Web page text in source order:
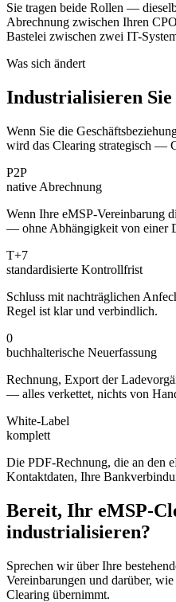
Sie tragen beide Rollen —
Abrechnung zwischen Ihren
Bastelei zwischen zwei IT-
Was sich ändert
Industrialisieren
Wenn Sie die
wird das Clearing strategisch —
P2P
native Abrechnung
Wenn Ihre eMSP-Vereinbarung
— ohne Abhängigkeit von einer
T+7
standardisierte Kontrollfrist
Schluss mit nachträglichen
Regel ist klar und verbindlich.
0
buchhalterische Neuerfassung
Rechnung, Export der
— alles verkettet, nichts von
White-Label
komplett
Die PDF-Rechnung, die an den
Kontaktdaten, Ihre
Bereit, Ihr eMSP-
industrialisieren?
Sprechen wir über Ihre
Vereinbarungen und darüber,
Clearing übernimmt.